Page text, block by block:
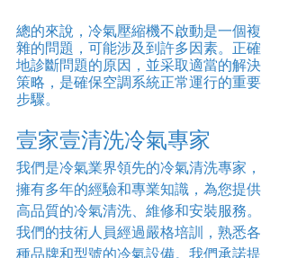
總的來說，冷氣壓縮機不啟動是一個複
雜的問題，可能涉及到許多因素。正確
地診斷問題的原因，並采取適當的解決
策略，是確保空調系統正常運行的重要
步驟。
壹家壹清洗冷氣專家
我們是冷氣業界領先的冷氣清洗專家，
擁有多年的經驗和專業知識，為您提供
高品質的冷氣清洗、維修和安裝服務。
我們的技術人員經過嚴格培訓，熟悉各
種品牌和型號的冷氣設備。我們承諾提